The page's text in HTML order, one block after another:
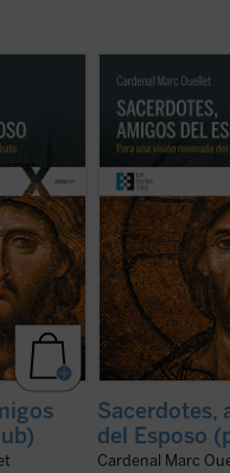
que «los
el desgaste
de
...
Obispos reflexiona sobre
sacerdotal en unos
escándalos, las
han sumido al clero en un
vulnerabilidad, si no de
Sacerdotes,
del Esposo
Cardenal Marc